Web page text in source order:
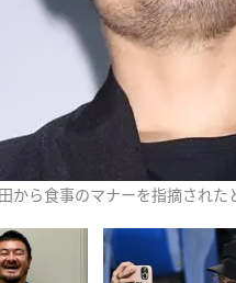
から食事のマナーを指摘された